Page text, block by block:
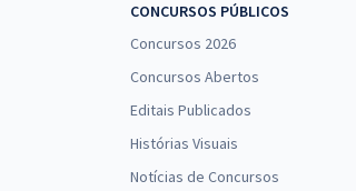
CONCURSOS PÚBLICOS
Concursos 2026
Concursos Abertos
Editais Publicados
Histórias Visuais
Notícias de Concursos